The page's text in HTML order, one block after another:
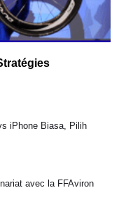
iPhone Biasa, Pilih
avec la FFAviron